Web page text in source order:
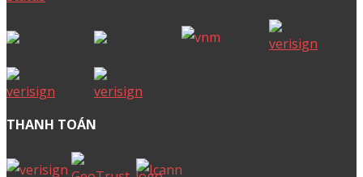
THANH TOÁN